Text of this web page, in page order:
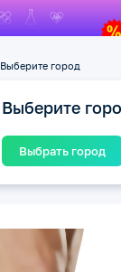
Выберите город
Выберите
Выбрать город